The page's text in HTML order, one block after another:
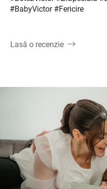
#BabyVictor #Fericire
Lasă o recenzie